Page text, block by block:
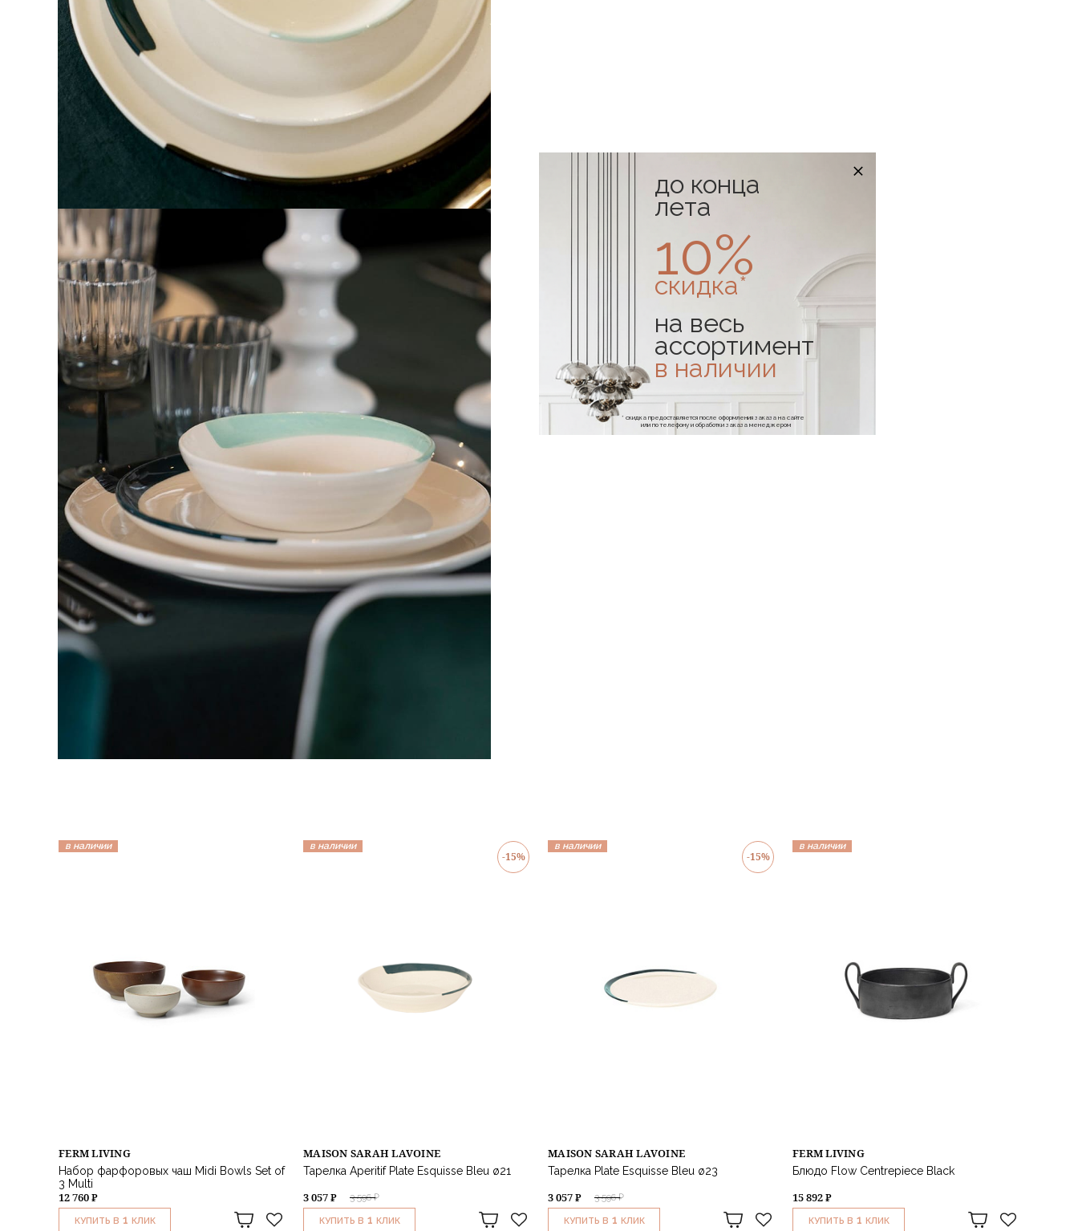
в наличии
FERM LIVING
Набор фарфоровых чаш Midi Bowls Set of
3 Multi
12 760 ₽
КУПИТЬ В 1 КЛИК
в наличии
-15%
MAISON SARAH LAVOINE
Тарелка Aperitif Plate Esquisse Bleu ø21
3 596 ₽
3 057 ₽
КУПИТЬ В 1 КЛИК
в наличии
-15%
MAISON SARAH LAVOINE
Тарелка Plate Esquisse Bleu ø23
3 596 ₽
3 057 ₽
КУПИТЬ В 1 КЛИК
в наличии
FERM LIVING
Блюдо Flow Centrepiece Black
15 892 ₽
КУПИТЬ В 1 КЛИК
до конца
лета
10%
скидка*
на весь
ассортимент
в наличии
* скидка предоставляется после оформления заказа на сайте
или по телефону и обработки заказа менеджером